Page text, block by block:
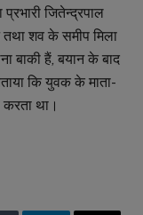
जितेन्द्रपाल
तथा शव के समीप मिला
बाकी हैं, बयान के बाद
कि युवक के माता-
करता था।